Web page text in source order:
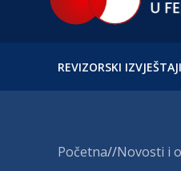
REVIZORSKI IZVJEŠTAJI
Početna/ Novosti i